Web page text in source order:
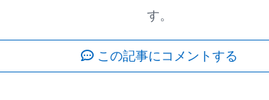
す。
この記事にコメントする